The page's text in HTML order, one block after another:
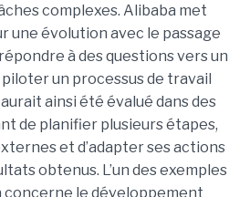
complexes. Alibaba met
une évolution avec le passage
à des questions vers un
un processus de travail
ainsi été évalué dans des
de planifier plusieurs étapes,
et d’adapter ses actions
obtenus. L’un des exemples
concerne le développement